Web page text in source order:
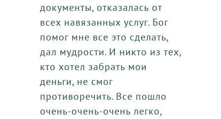
документы, отказалась от
всех навязанных услуг. Бог
помог мне все это сделать,
дал мудрости. И никто из тех,
кто хотел забрать мои
деньги, не смог
противоречить. Все пошло
очень-очень-очень легко,